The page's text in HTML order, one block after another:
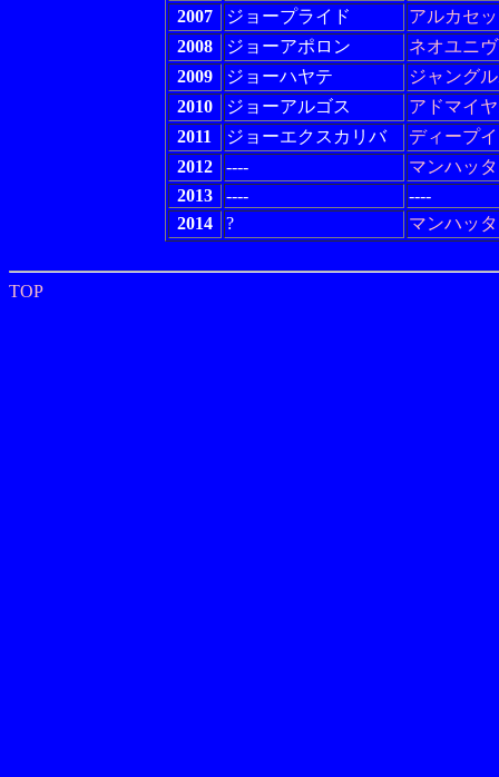
2007
ジョープライド
アルカセ
2008
ジョーアポロン
ネオユニ
2009
ジョーハヤテ
ジャング
2010
ジョーアルゴス
アドマイ
2011
ジョーエクスカリバ
ディープ
2012
----
マンハッ
2013
----
----
2014
? マンハッ
TOP